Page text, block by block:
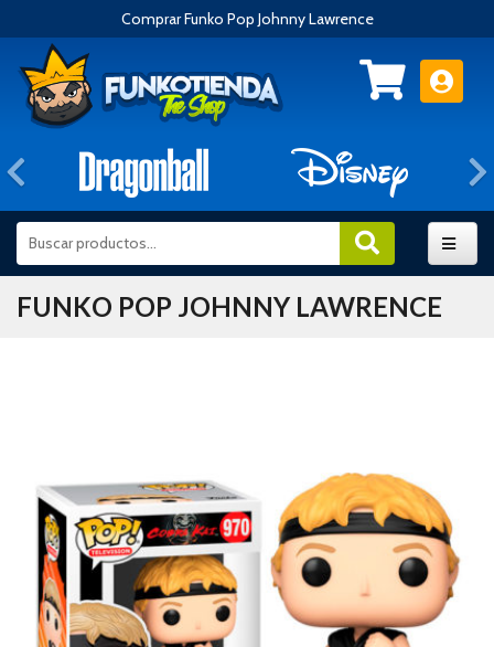
Comprar Funko Pop Johnny Lawrence
Anterior
FUNKO POP JOHNNY LAWRENCE